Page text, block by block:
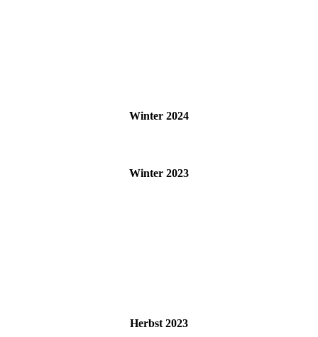
Winter 2024
Winter 2023
Herbst 2023